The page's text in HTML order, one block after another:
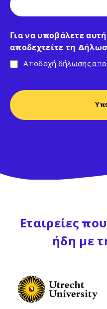
Για να υποβάλετε
αποδεχτείτε τη
Αποδοχή δήλωσης
Εταιρείες
ήδη με